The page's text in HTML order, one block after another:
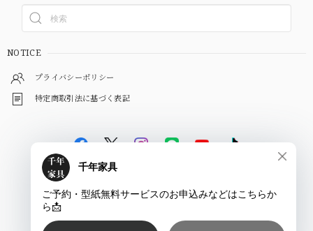
NOTICE
プライバシーポリシー
特定商取引法に基づく表記
千年家具 - 一枚板 テーブル専門店